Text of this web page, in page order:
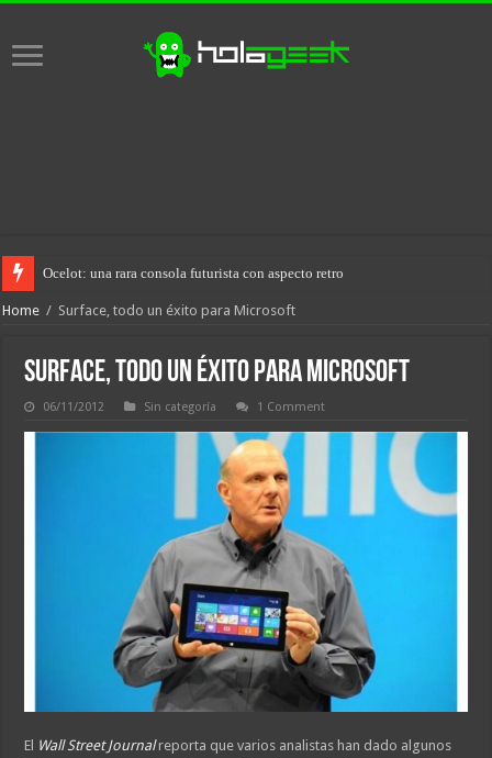
Ocelot: una rara consola futurista con aspecto retro
Home / Surface, todo un éxito para Microsoft
Surface, todo un éxito para Microsoft
06/11/2012 Sin categoría 1 Comment
El Wall Street Journalreporta que varios analistas han dado algunos